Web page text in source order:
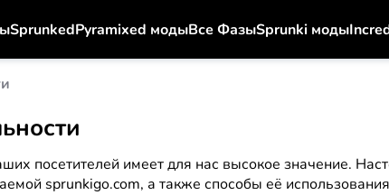
SprunkedPyramixed модыВсе ФазыSprunki моды
посетителей имеет для нас высокое значение.
sprunkigo.com, а также способы её